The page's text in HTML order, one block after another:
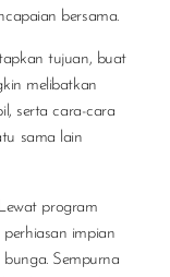
bersama.
tujuan, buat
melibatkan
serta cara-cara
sama lain
program
impian
Sempurna